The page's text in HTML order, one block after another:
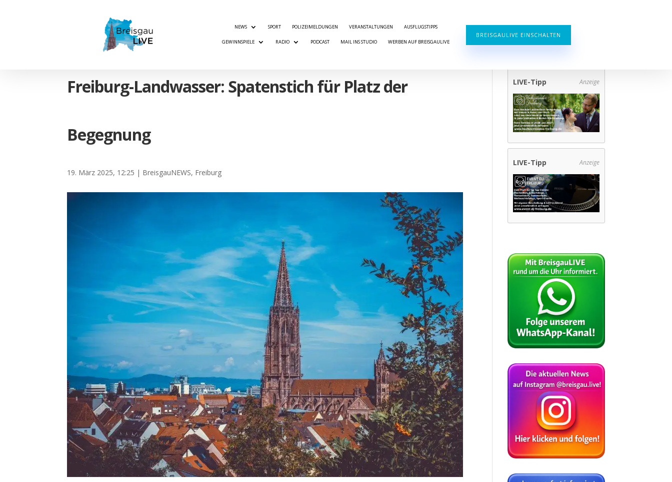
NEWS SPORT POLIZEIMELDUNGEN VERANSTALTUNGEN AUSFLUGSTIPPS
GEWINNSPIELE RADIO PODCAST MAIL INS STUDIO WERBEN AUF BREISGAULIVE
BREISGAULIVE EINSCHALTEN
Freiburg-Landwasser: Spatenstich für Platz der
Begegnung
19. März 2025, 12:25 | BreisgauNEWS, Freiburg
LIVE-Tipp Anzeige
LIVE-Tipp Anzeige